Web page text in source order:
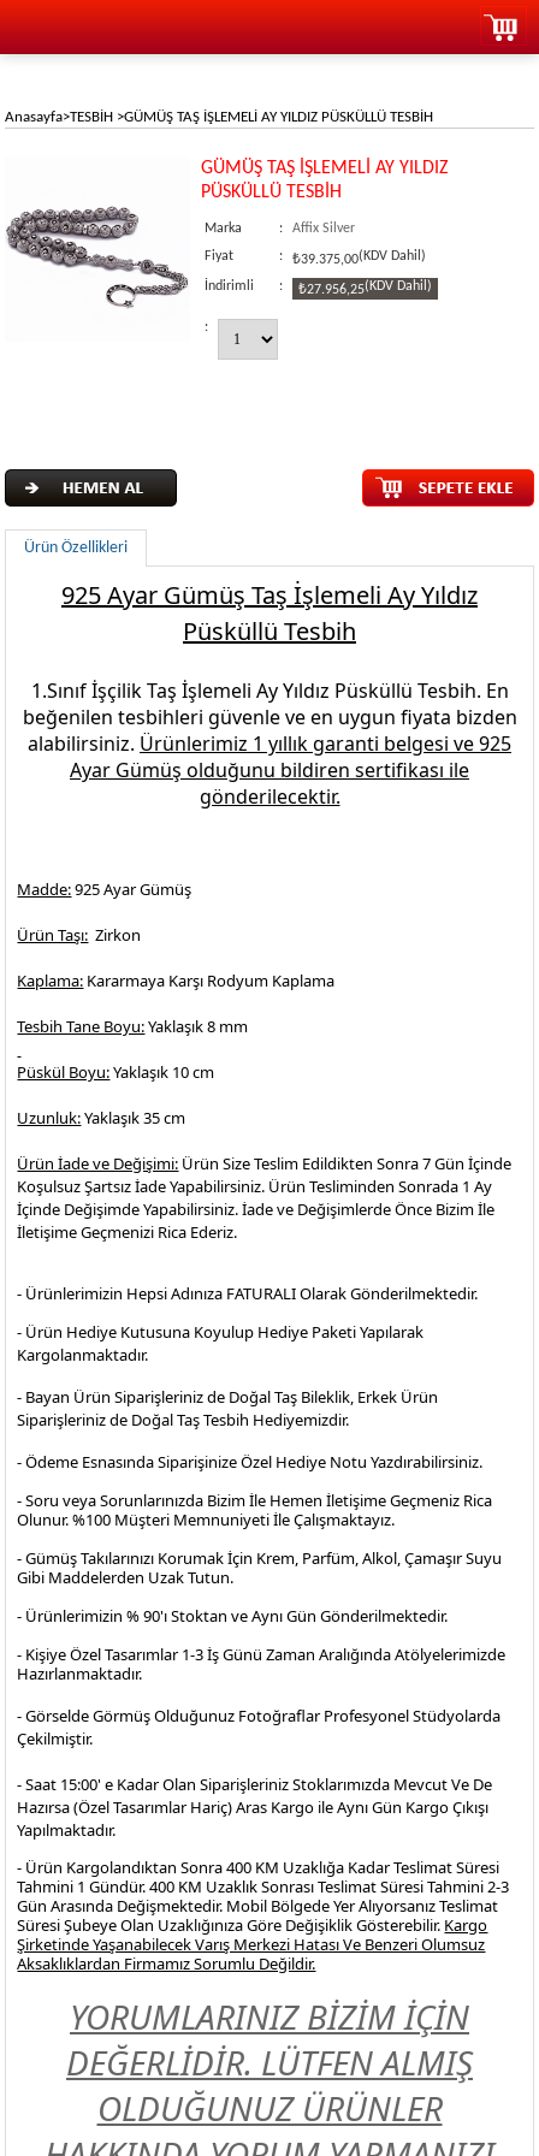
Anasayfa>TESBİH >GÜMÜŞ TAŞ İŞLEMELİ AY YILDIZ PÜSKÜLLÜ TESBİH
GÜMÜŞ TAŞ İŞLEMELİ AY YILDIZ
PÜSKÜLLÜ TESBİH
Marka :
Affix Silver
Fiyat
: ₺39.375,00(KDV Dahil)
İndirimli : ₺27.956,25(KDV Dahil)
:
Ürün Özellikleri
925 Ayar Gümüş Taş İşlemeli Ay Yıldız
Püsküllü Tesbih
1.Sınıf İşçilikTaş İşlemeli Ay Yıldız Püsküllü Tesbih. En
beğenilen tesbihleri güvenle ve en uygun fiyata bizden
alabilirsiniz. Ürünlerimiz 1 yıllık garanti belgesi ve925
Ayar Gümüş olduğunu bildiren sertifikası ile
gönderilecektir.
Madde:925 Ayar Gümüş
Ürün Taşı: Zirkon
Kaplama: Kararmaya Karşı Rodyum Kaplama
Tesbih Tane Boyu:Yaklaşık 8 mm
Püskül Boyu:Yaklaşık 10 cm
Uzunluk:Yaklaşık 35 cm
Ürün İade ve Değişimi: Ürün Size Teslim Edildikten Sonra 7 Gün İçinde
Koşulsuz Şartsız İade Yapabilirsiniz. Ürün Tesliminden Sonrada 1 Ay
İçinde Değişimde Yapabilirsiniz. İade ve Değişimlerde Önce Bizim İle
İletişime Geçmenizi Rica Ederiz.
- Ürünlerimizin Hepsi Adınıza FATURALI Olarak Gönderilmektedir.
- Ürün Hediye Kutusuna Koyulup Hediye Paketi Yapılarak
Kargolanmaktadır.
- Bayan Ürün Siparişleriniz de Doğal Taş Bileklik, Erkek Ürün
Siparişleriniz de Doğal Taş Tesbih Hediyemizdir.
- Ödeme Esnasında Siparişinize Özel Hediye Notu Yazdırabilirsiniz.
- Soru veya Sorunlarınızda Bizim İle Hemen İletişime Geçmeniz Rica
Olunur. %100 Müşteri Memnuniyeti İle Çalışmaktayız.
- Gümüş Takılarınızı Korumak İçin Krem, Parfüm, Alkol, Çamaşır Suyu
Gibi Maddelerden Uzak Tutun.
- Ürünlerimizin % 90'ı Stoktan ve Aynı Gün Gönderilmektedir.
- Kişiye Özel Tasarımlar 1-3 İş Günü Zaman Aralığında Atölyelerimizde
Hazırlanmaktadır.
- Görselde Görmüş Olduğunuz Fotoğraflar ProfesyonelStüdyolarda
Çekilmiştir.
- Saat 15:00' e Kadar Olan Siparişleriniz Stoklarımızda Mevcut Ve De
Hazırsa (Özel Tasarımlar Hariç) Aras Kargo ile Aynı Gün Kargo Çıkışı
Yapılmaktadır.
- Ürün Kargolandıktan Sonra 400 KM Uzaklığa Kadar Teslimat Süresi
Tahmini 1 Gündür. 400 KM Uzaklık Sonrası Teslimat Süresi Tahmini 2-3
Gün Arasında Değişmektedir. Mobil Bölgede Yer Alıyorsanız Teslimat
Süresi Şubeye Olan Uzaklığınıza Göre Değişiklik Gösterebilir. Kargo
Şirketinde Yaşanabilecek Varış Merkezi Hatası Ve Benzeri Olumsuz
Aksaklıklardan Firmamız Sorumlu Değildir.
YORUMLARINIZ BİZİM İÇİN
DEĞERLİDİR. LÜTFEN ALMIŞ
OLDUĞUNUZ ÜRÜNLER